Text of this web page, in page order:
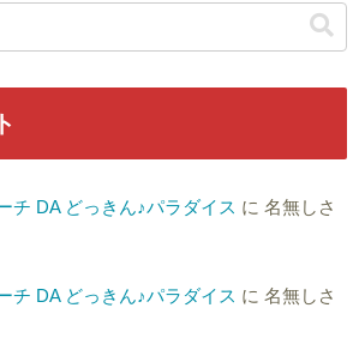
DA どっきん♪パラダイス に 名無しさ
DA どっきん♪パラダイス に 名無しさ